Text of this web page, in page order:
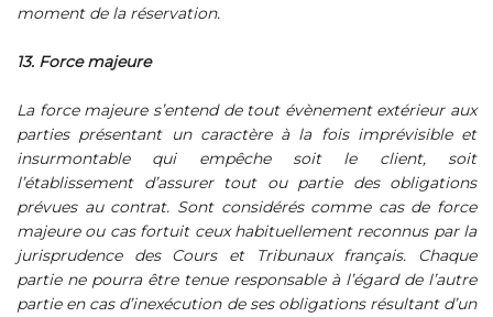
moment de la réservation.
13. Force majeure
La force majeure s’entend de tout évènement extérieur aux
parties présentant un caractère à la fois imprévisible et
insurmontable qui empêche soit le client, soit
l’établissement d’assurer tout ou partie des obligations
prévues au contrat. Sont considérés comme cas de force
majeure ou cas fortuit ceux habituellement reconnus par la
jurisprudence des Cours et Tribunaux français. Chaque
partie ne pourra être tenue responsable à l’égard de l’autre
partie en cas d’inexécution de ses obligations résultant d’un